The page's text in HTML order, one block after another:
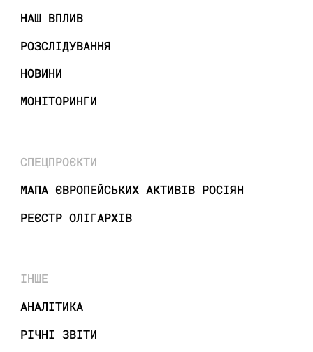
НАШ ВПЛИВ
РОЗСЛІДУВАННЯ
НОВИНИ
МОНІТОРИНГИ
СПЕЦПРОЄКТИ
МАПА ЄВРОПЕЙСЬКИХ АКТИВІВ РОСІЯН
РЕЄСТР ОЛІГАРХІВ
ІНШЕ
АНАЛІТИКА
РІЧНІ ЗВІТИ